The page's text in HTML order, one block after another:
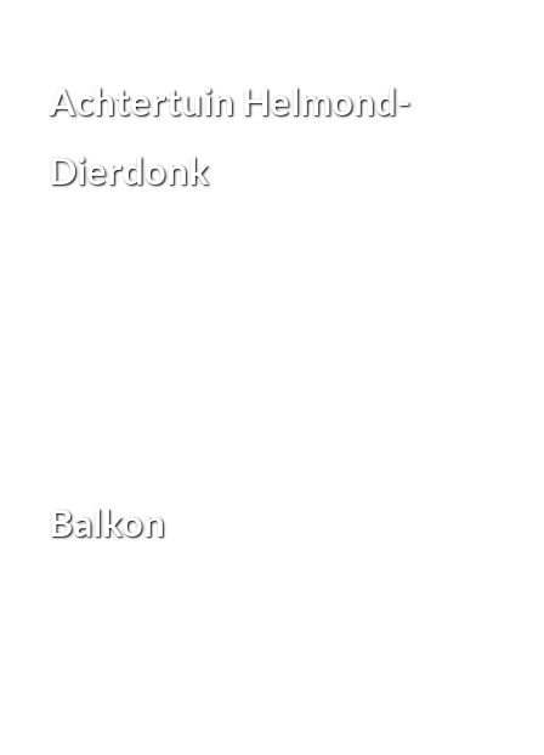
Achtertuin Helmond-
Dierdonk
Balkon